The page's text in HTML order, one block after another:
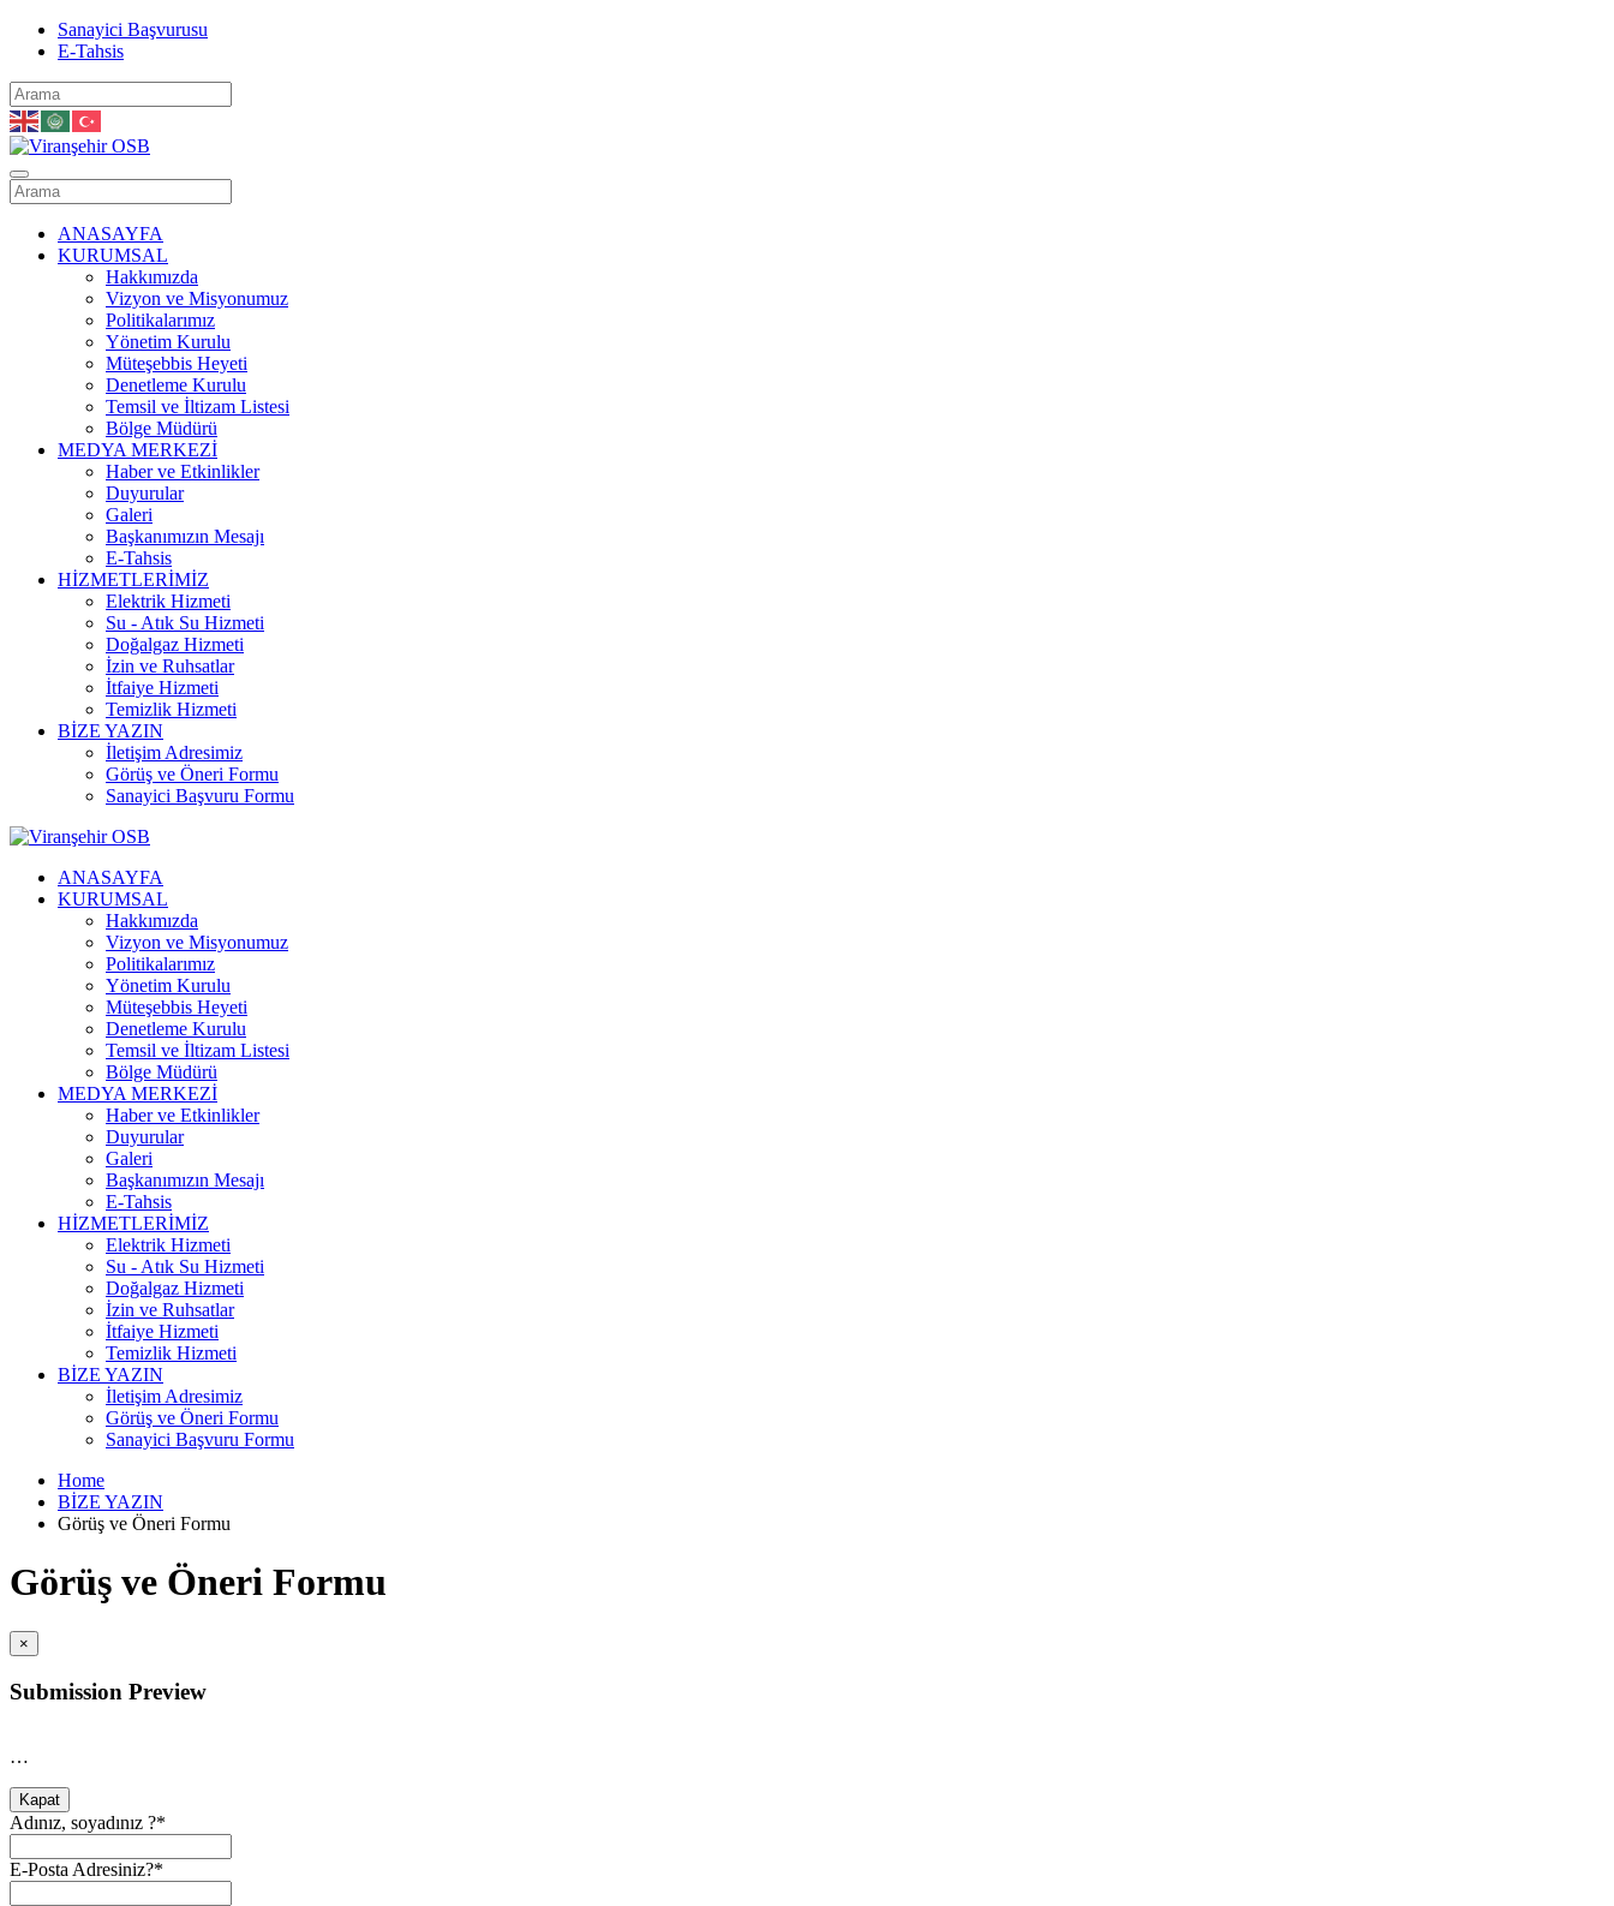
Sanayici Başvurusu
E-Tahsis
ANASAYFA
KURUMSAL
Hakkımızda
Vizyon ve Misyonumuz
Politikalarımız
Yönetim Kurulu
Müteşebbis Heyeti
Denetleme Kurulu
Temsil ve İltizam Listesi
Bölge Müdürü
MEDYA MERKEZİ
Haber ve Etkinlikler
Duyurular
Galeri
Başkanımızın Mesajı
E-Tahsis
HİZMETLERİMİZ
Elektrik Hizmeti
Su - Atık Su Hizmeti
Doğalgaz Hizmeti
İzin ve Ruhsatlar
İtfaiye Hizmeti
Temizlik Hizmeti
BİZE YAZIN
İletişim Adresimiz
Görüş ve Öneri Formu
Sanayici Başvuru Formu
ANASAYFA
KURUMSAL
Hakkımızda
Vizyon ve Misyonumuz
Politikalarımız
Yönetim Kurulu
Müteşebbis Heyeti
Denetleme Kurulu
Temsil ve İltizam Listesi
Bölge Müdürü
MEDYA MERKEZİ
Haber ve Etkinlikler
Duyurular
Galeri
Başkanımızın Mesajı
E-Tahsis
HİZMETLERİMİZ
Elektrik Hizmeti
Su - Atık Su Hizmeti
Doğalgaz Hizmeti
İzin ve Ruhsatlar
İtfaiye Hizmeti
Temizlik Hizmeti
BİZE YAZIN
İletişim Adresimiz
Görüş ve Öneri Formu
Sanayici Başvuru Formu
Home
BİZE YAZIN
Görüş ve Öneri Formu
Görüş ve Öneri Formu
×
Submission Preview
…
Kapat
Adınız, soyadınız ?*
E-Posta Adresiniz?*